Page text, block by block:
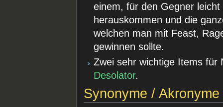
einem, für den Gegner
herauskommen und die
welchen man mit Feast,
gewinnen sollte.
Zwei sehr wichtige Items für
Desolator.
Synonyme / Akronyme